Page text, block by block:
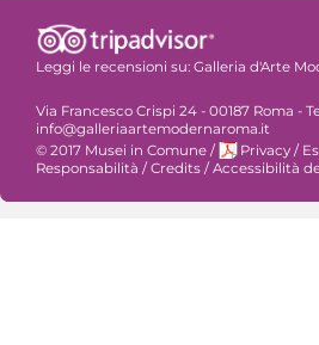
Leggi le recensioni su: Galleria d'Arte
Via Francesco Crispi 24 - 00187 Roma -
info@galleriaartemodernaroma.it
© 2017 Musei in Comune / Privacy /
Responsabilità /Credits /Accessibilità